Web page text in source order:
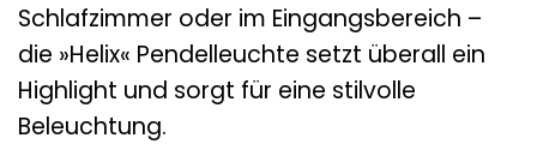
Schlafzimmer oder im Eingangsbereich –
die »Helix« Pendelleuchte setzt überall ein
Highlight und sorgt für eine stilvolle
Beleuchtung.